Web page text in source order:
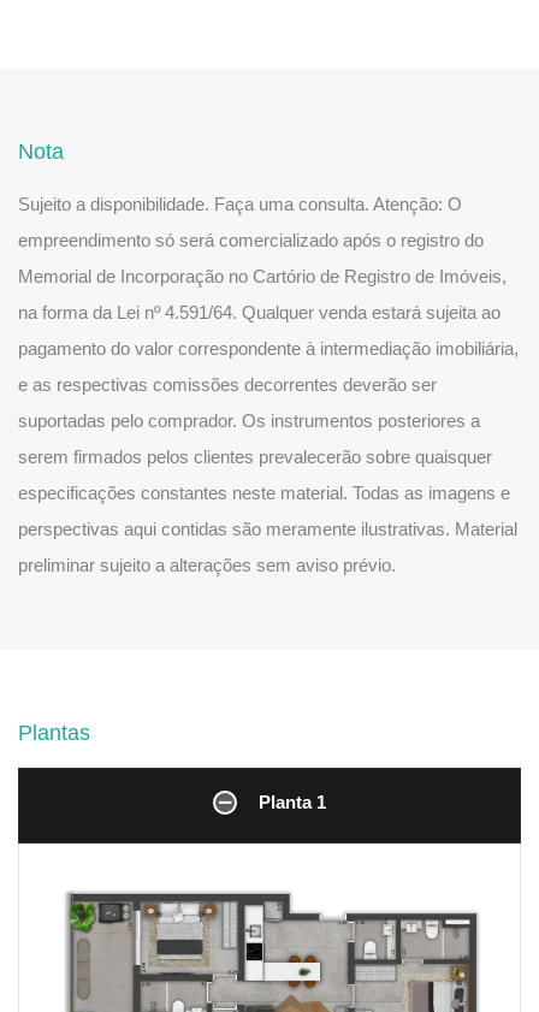
Nota
Sujeito a disponibilidade. Faça uma consulta. Atenção: O
empreendimento só será comercializado após o registro do
Memorial de Incorporação no Cartório de Registro de Imóveis,
na forma da Lei nº 4.591/64. Qualquer venda estará sujeita ao
pagamento do valor correspondente à intermediação imobiliária,
e as respectivas comissões decorrentes deverão ser
suportadas pelo comprador. Os instrumentos posteriores a
serem firmados pelos clientes prevalecerão sobre quaisquer
especificações constantes neste material. Todas as imagens e
perspectivas aqui contidas são meramente ilustrativas. Material
preliminar sujeito a alterações sem aviso prévio.
Plantas
Planta 1